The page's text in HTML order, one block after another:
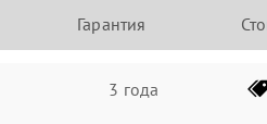
Гарантия
3 года